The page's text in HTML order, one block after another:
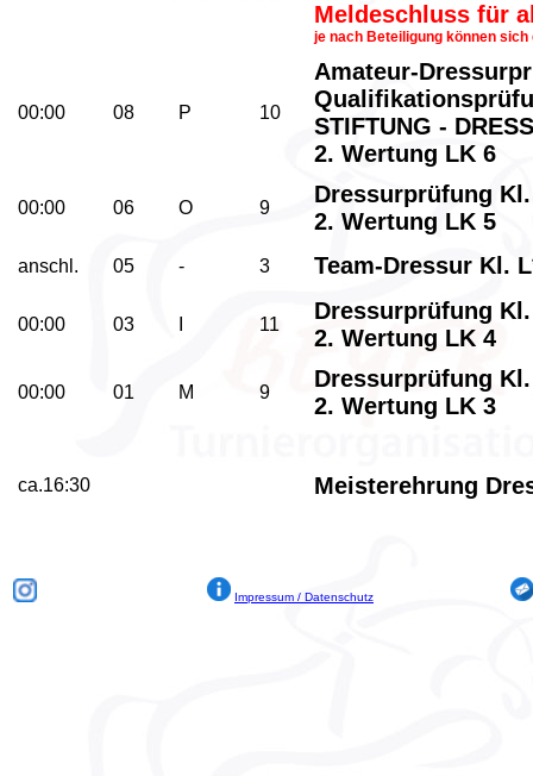
Meldeschluss für
je nach Beteiligung können
00:00 08 P 10
Amateur-
STIFTUNG -
2. Wertung LK 6
00:00 06 O 9
Dressurprüfung Kl.
2. Wertung LK 5
anschl. 05 - 3 Team-Dressur Kl.
00:00 03 11
Dressurprüfung
2. Wertung LK 4
00:00 01 M 9
Dressurprüfung
2. Wertung LK 3
ca.16:30 Meisterehrung
Impressum / Datenschutz